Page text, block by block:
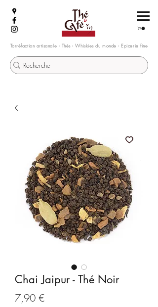
Torréfaction artisanale - Thés - Whiskies du monde - Epicerie fine
Chai Jaipur - Thé Noir
7,90 €Prix